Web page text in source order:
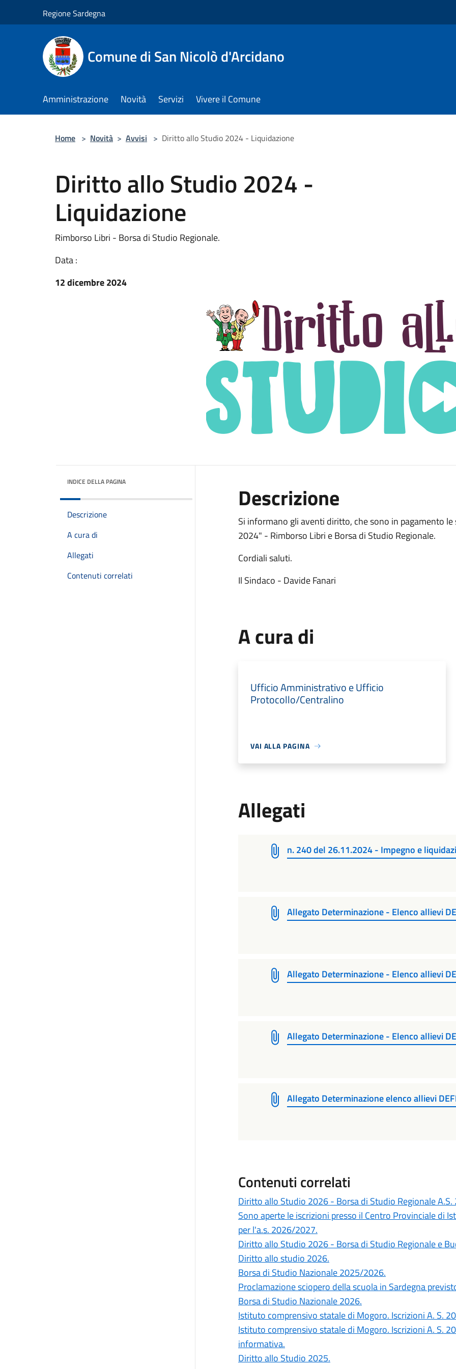
Regione Sardegna
Comune di San Nicolò d'Arcidano
Amministrazione Novità Servizi Vivere il Comune
Home > Novità > Avvisi > Diritto allo Studio 2024 - Liquidazione
Diritto allo Studio 2024 -
Liquidazione
Rimborso Libri - Borsa di Studio Regionale.
Data :
12 dicembre 2024
INDICE DELLA PAGINA
Descrizione
A cura di
Allegati
Contenuti correlati
Descrizione
Si informano gli aventi diritto, che sono in pagamento
2024" - Rimborso Libri e Borsa di Studio Regionale.
Cordiali saluti.
Il Sindaco - Davide Fanari
A cura di
Ufficio Amministrativo e Ufficio
Protocollo/Centralino
VAI ALLA PAGINA
Allegati
n. 240 del 26.11.2024 - Impegno e
Allegato Determinazione - Elenco allievi
Allegato Determinazione - Elenco allievi
Allegato Determinazione - Elenco allievi
Allegato Determinazione elenco allievi
Contenuti correlati
Diritto allo Studio 2026 - Borsa di Studio Regionale
Sono aperte le iscrizioni presso il Centro Provinciale di
per l'a.s. 2026/2027.
Diritto allo Studio 2026 - Borsa di Studio Regionale e
Diritto allo studio 2026.
Borsa di Studio Nazionale 2025/2026.
Proclamazione sciopero della scuola in Sardegna
Borsa di Studio Nazionale 2026.
Istituto comprensivo statale di Mogoro. Iscrizioni A. S.
Istituto comprensivo statale di Mogoro. Iscrizioni A. S.
informativa.
Diritto allo Studio 2025.